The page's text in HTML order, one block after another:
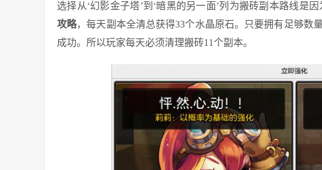
选择从‘幻影金子塔’到‘暗黑的另一面’列为搬砖副本路线是
攻略，每天副本全清总获得33个水晶原石。只要拥有足够数
成功。所以玩家每天必须清理搬砖11个副本。